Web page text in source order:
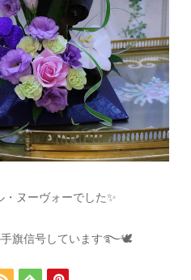
ヌーヴォーでした✨
手旗信号しています࿐🕊